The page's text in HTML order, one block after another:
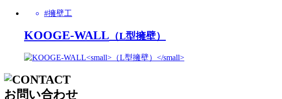
#擁壁工
KOOGE-WALL （L型擁壁）
お問い合わせ